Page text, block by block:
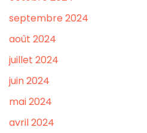
septembre 2024
août 2024
juillet 2024
juin 2024
mai 2024
avril 2024